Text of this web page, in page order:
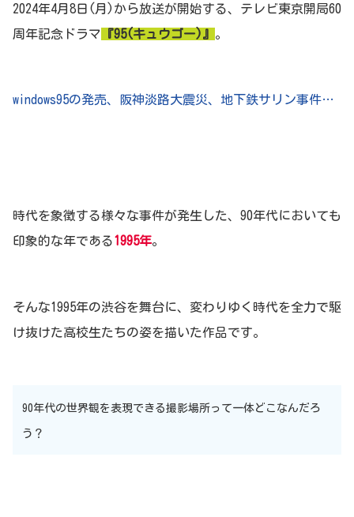
2024年4月8日(月)から放送が開始する、テレビ東京開局60
周年記念ドラマ 『95(キュウゴー)』 。
windows95の発売、阪神淡路大震災、地下鉄サリン事件…
時代を象徴する様々な事件が発生した、90年代においても
印象的な年である1995年。
そんな1995年の渋谷を舞台に、変わりゆく時代を全力で駆
け抜けた高校生たちの姿を描いた作品です。
90年代の世界観を表現できる撮影場所って一体どこなんだろ
う？